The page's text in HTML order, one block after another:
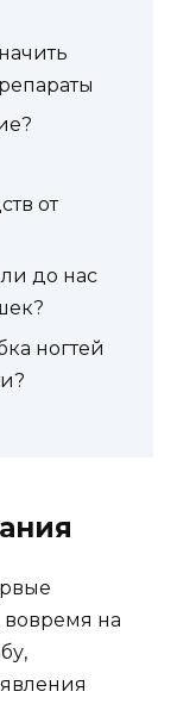
от
до нас
ногтей
на